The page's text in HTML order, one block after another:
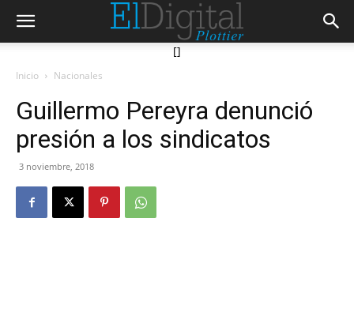
[]
Inicio Nacionales
Guillermo Pereyra denunció
presión a los sindicatos
3 noviembre, 2018